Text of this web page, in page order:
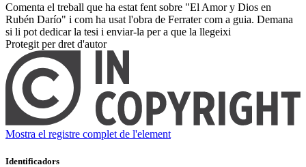
Comenta el treball que ha estat fent sobre "El Amor y Dios en
Rubén Darío" i com ha usat l'obra de Ferrater com a guia. Demana
si li pot dedicar la tesi i enviar-la per a que la llegeixi ​
Protegit per dret d'autor
Mostra el registre complet de l'element
Identificadors